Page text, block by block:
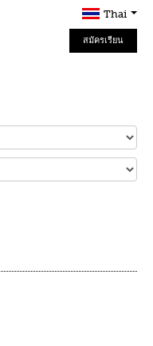
Thai
สมัครเรียน
Online